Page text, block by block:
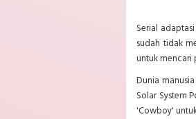
Serial
sudah tidak
untuk mencari
Dunia
Solar System
'Cowboy'